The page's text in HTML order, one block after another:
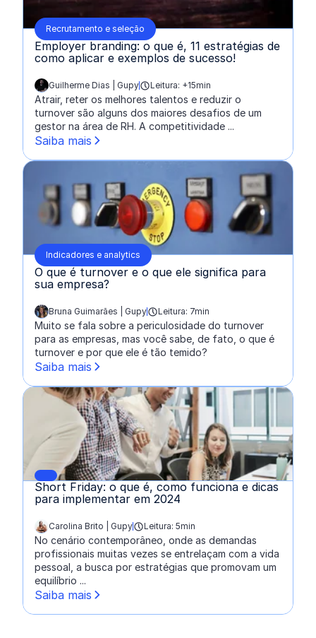
Recrutamento e seleção
Employer branding: o que é, 11 estratégias de
como aplicar e exemplos de sucesso!
escrito por:
Guilherme Dias | Gupy Leitura: +15min
Atrair, reter os melhores talentos e reduzir o
turnover são alguns dos maiores desafios de um
gestor na área de RH. A competitividade ...
Saiba mais
Indicadores e analytics
O que é turnover e o que ele significa para
sua empresa?
escrito por:
Bruna Guimarães | Gupy Leitura: 7min
Muito se fala sobre a periculosidade do turnover
para as empresas, mas você sabe, de fato, o que é
turnover e por que ele é tão temido?
Saiba mais
Short Friday: o que é, como funciona e dicas
para implementar em 2024
escrito por:
Carolina Brito | Gupy Leitura: 5min
No cenário contemporâneo, onde as demandas
profissionais muitas vezes se entrelaçam com a vida
pessoal, a busca por estratégias que promovam um
equilíbrio ...
Saiba mais